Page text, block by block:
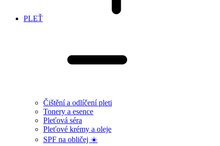
PLEŤ
Čištění a odlíčení pleti
Tonery a esence
Pleťová séra
Pleťové krémy a oleje
SPF na obličej ☀️